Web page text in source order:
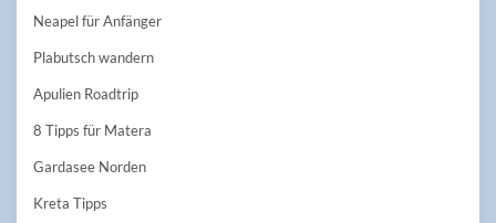
Neapel für Anfänger
Plabutsch wandern
Apulien Roadtrip
8 Tipps für Matera
Gardasee Norden
Kreta Tipps